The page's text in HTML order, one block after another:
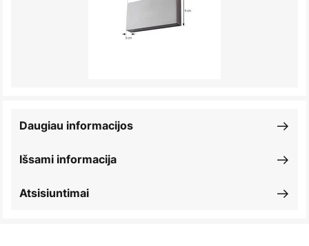
Išsami informacija
Daugiau informacijos
Atsisiuntimai